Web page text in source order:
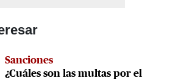
Sanciones
¿Cuáles son las multas por el